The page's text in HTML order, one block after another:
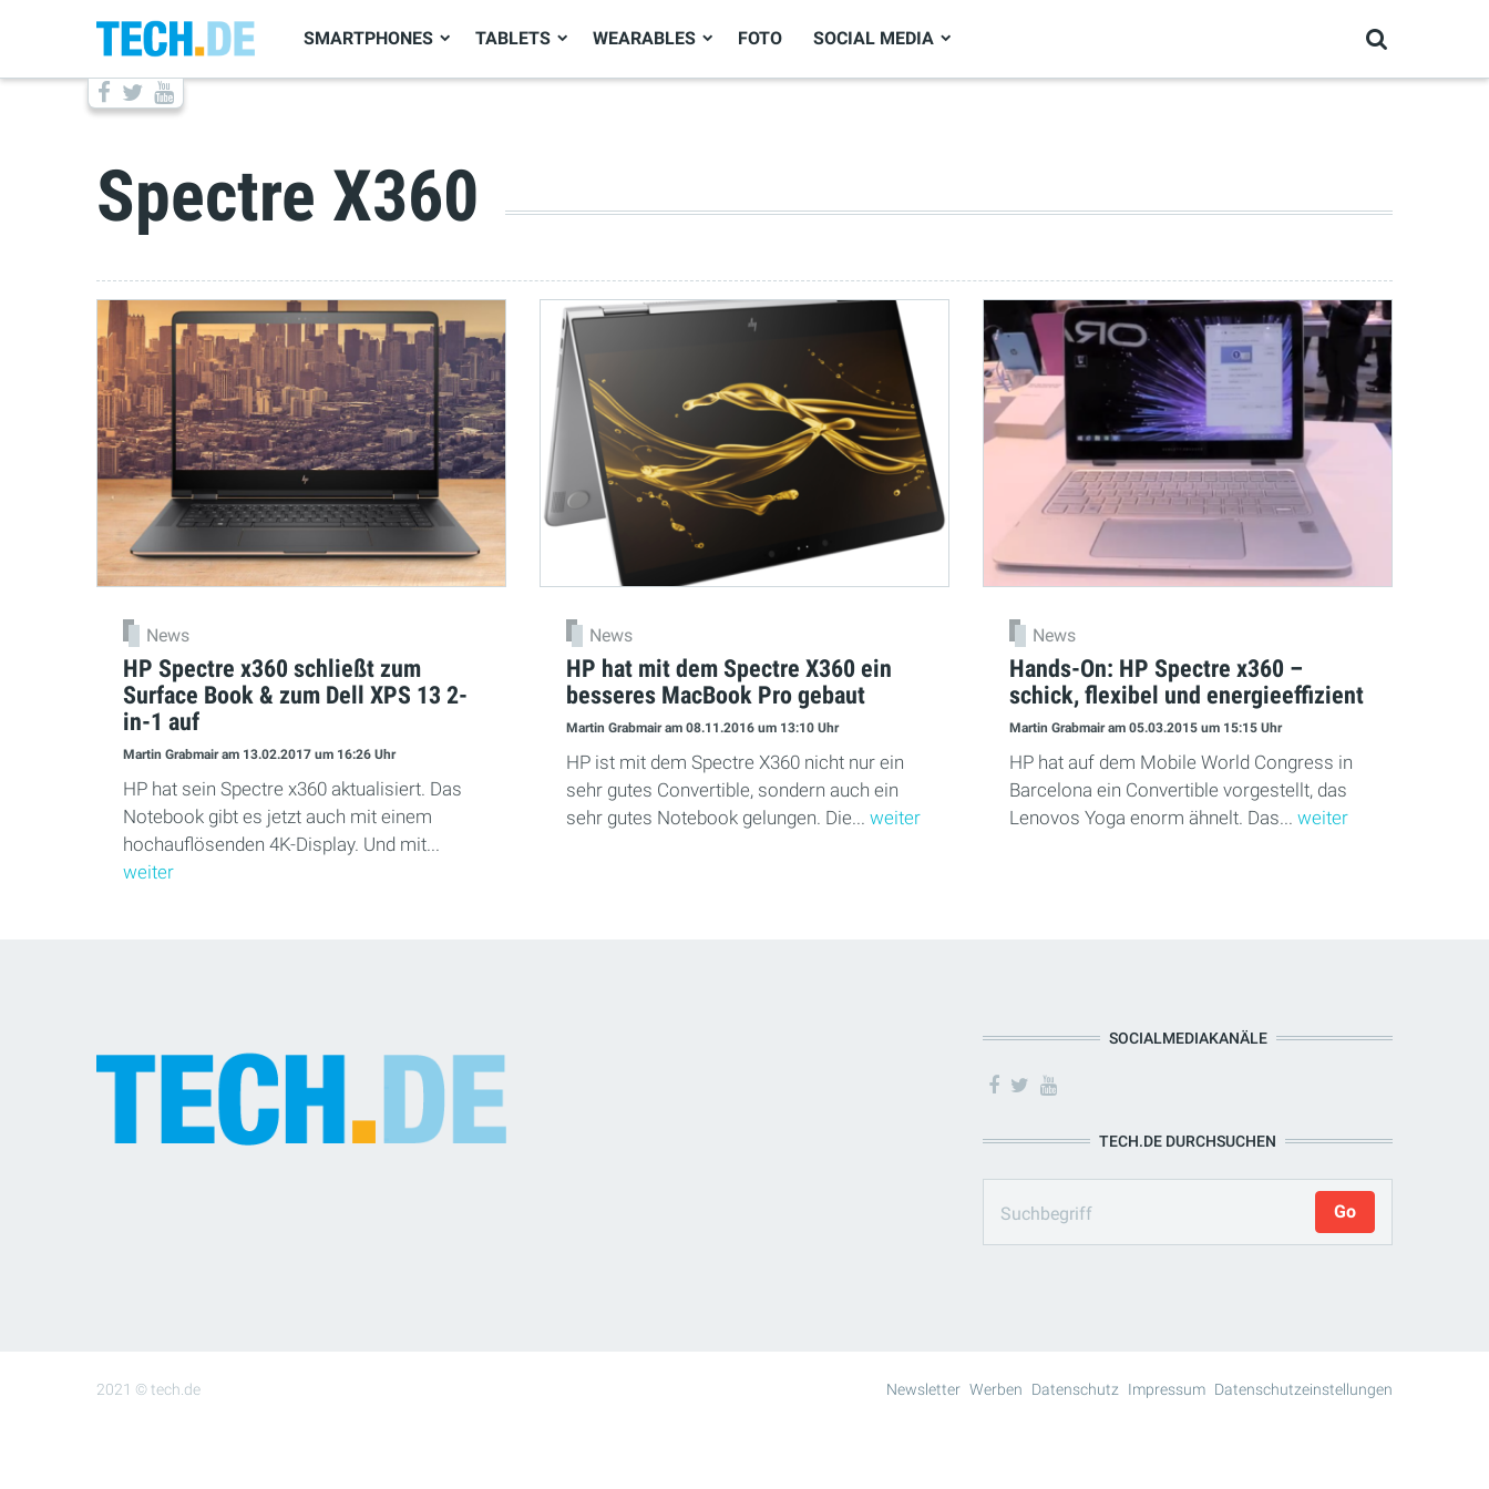
SMARTPHONES TABLETS WEARABLES FOTO SOCIAL MEDIA
Spectre X360
News
HP Spectre x360 schließt zum
Surface Book & zum Dell XPS 13 2-
in-1 auf
Martin Grabmairam 13.02.2017 um 16:26 Uhr
HP hat sein Spectre x360 aktualisiert. Das
Notebook gibt es jetzt auch mit einem
hochauflösenden 4K-Display. Und mit...
weiter
News
HP hat mit dem Spectre X360 ein
besseres MacBook Pro gebaut
Martin Grabmairam 08.11.2016 um 13:10 Uhr
HP ist mit dem Spectre X360 nicht nur ein
sehr gutes Convertible, sondern auch ein
sehr gutes Notebook gelungen. Die... weiter
News
Hands-On: HP Spectre x360 –
schick, flexibel und energieeffizient
Martin Grabmairam 05.03.2015 um 15:15 Uhr
HP hat auf dem Mobile World Congress in
Barcelona ein Convertible vorgestellt, das
Lenovos Yoga enorm ähnelt. Das... weiter
SOCIALMEDIAKANÄLE
TECH.DE DURCHSUCHEN
2021 © tech.de Newsletter Werben Datenschutz Impressum Datenschutzeinstellungen